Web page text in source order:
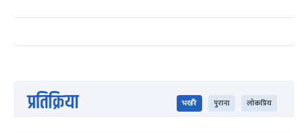
प्रतिक्रिया भर्खरै पुराना लोकप्रिय